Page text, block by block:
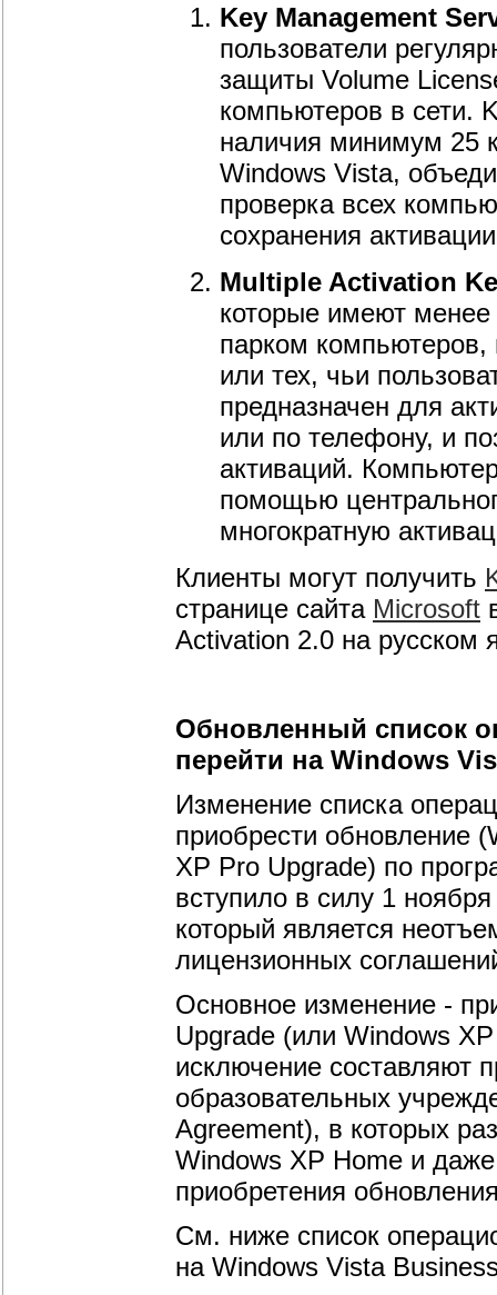
Key Management
пользователи
защиты Volume
компьютеров в сети.
наличия минимум 25
Windows Vista,
проверка всех
сохранения
Multiple Activation
которые имеют менее
парком
или тех, чьи
предназначен для
или по телефону, и
активаций.
помощью
многократную
Клиенты могут получить
странице сайта Microsoft
Activation 2.0 на русском
Обновленный список
перейти на Windows
Изменение списка
приобрести обновление
XP Pro Upgrade) по
вступило в силу 1
который является
лицензионных
Основное изменение -
Upgrade (или Windows
исключение составляют
образовательных
Agreement), в которых
Windows XP Home и
приобретения
См. ниже список
на Windows Vista